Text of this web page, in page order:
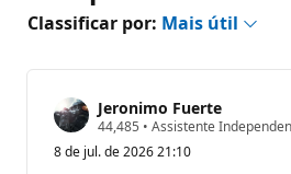
Classificar por: Mais útil
Jeronimo Fuerte
44,485 P
n
• Assistente
8 de jul. de 2026 21:10